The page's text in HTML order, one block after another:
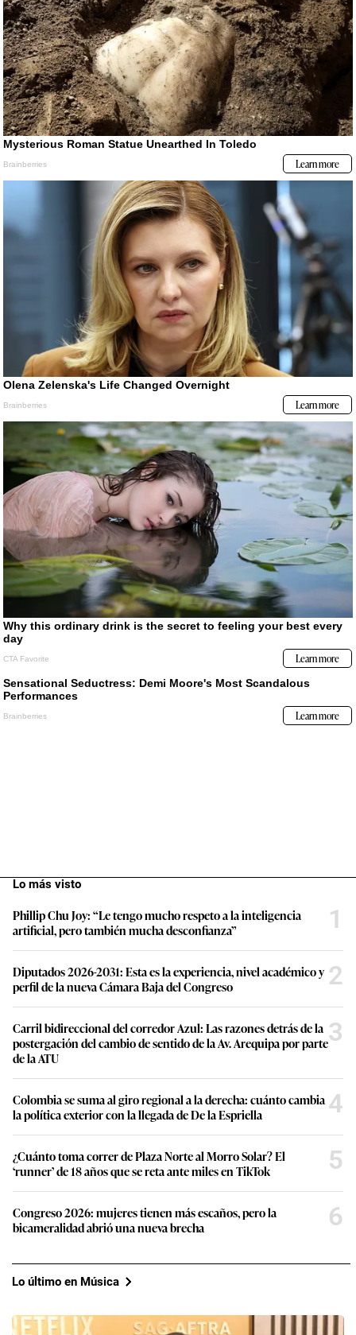
Lo más visto
Phillip Chu Joy: “Le tengo mucho respeto a la inteligencia
artificial, pero también mucha desconfianza”
1
Diputados 2026-2031: Esta es la experiencia, nivel académico y
perfil de la nueva Cámara Baja del Congreso
2
Carril bidireccional del corredor Azul: Las razones detrás de la
postergación del cambio de sentido de la Av. Arequipa por parte
de la ATU
3
Colombia se suma al giro regional a la derecha: cuánto cambia
la política exterior con la llegada de De la Espriella
4
¿Cuánto toma correr de Plaza Norte al Morro Solar? El
‘runner’ de 18 años que se reta ante miles en TikTok
5
Congreso 2026: mujeres tienen más escaños, pero la
bicameralidad abrió una nueva brecha
6
Lo último en Música